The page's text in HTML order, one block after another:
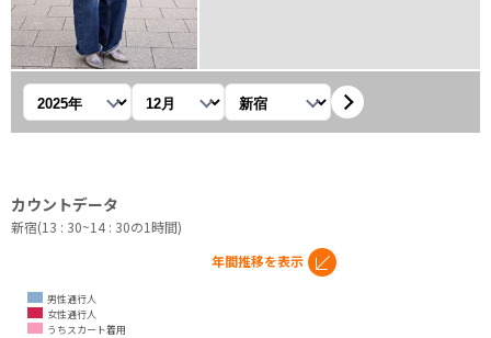
年を選択 月を選択 観測地を選択
カウントデータ
新宿(13 : 30~14 : 30の1時間)
男性通行人
女性通行人
うちスカート着用
年間推移を表示